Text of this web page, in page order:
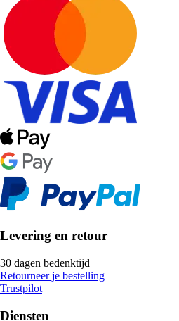
Levering en retour
30 dagen bedenktijd
Retourneer je bestelling
Trustpilot
Diensten